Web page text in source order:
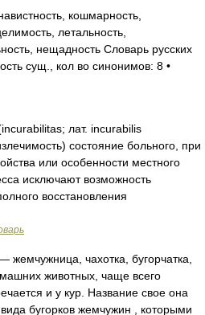
кошмарность,
летальность,
нещадность Словарь русских
сущ., кол во синонимов: 8 •
лат. incurabilis
состояние больного, при
или особенности местного
исключают возможность
восстановления
жемчужница, чахотка, бугорчатка,
животных, чаще всего
и у кур. Название свое она
бугорков жемчужин , которыми